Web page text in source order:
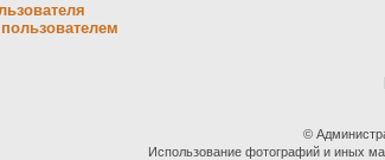
©
Использование фотографий и иных